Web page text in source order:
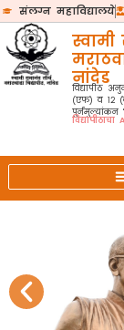
संलग्न महाविद्यालये
स्वामी
नांदेड
विद्यापीठ
(एफ) व १२
पुर्नमुल्यांकन